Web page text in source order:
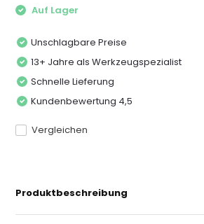
Auf Lager
Unschlagbare Preise
13+ Jahre als Werkzeugspezialist
Schnelle Lieferung
Kundenbewertung 4,5
Vergleichen
Produktbeschreibung